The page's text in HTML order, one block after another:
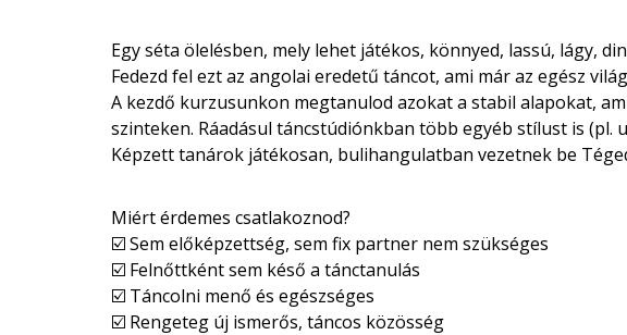
Egy séta ölelésben, mely lehet játékos, könnyed, lassú, lágy,
Fedezd fel ezt az angolai eredetű táncot, ami már az egész
A kezdő kurzusunkon megtanulod azokat a stabil alapokat,
szinteken. Ráadásul táncstúdiónkban több egyéb stílust is (pl.
Képzett tanárok játékosan, bulihangulatban vezetnek be
Miért érdemes csatlakoznod?
☑️ Sem előképzettség, sem fix partner nem szükséges
☑️ Felnőttként sem késő a tánctanulás
☑️ Táncolni menő és egészséges
☑️ Rengeteg új ismerős, táncos közösség